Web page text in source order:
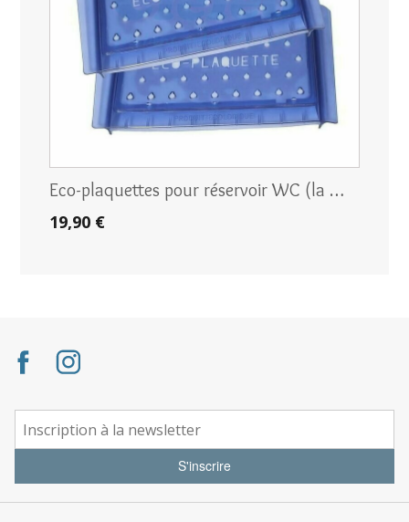
Eco-plaquettes pour réservoir WC (la …
19,90 €
S'inscrire